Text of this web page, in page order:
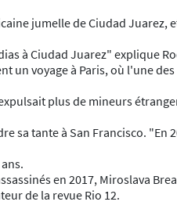
jumelle de Ciudad Juarez,
à Ciudad Juarez" explique
un voyage à Paris, où l'une
plus de mineurs
tante à San Francisco. "En
en 2017, Miroslava
de la revue Rio 12.